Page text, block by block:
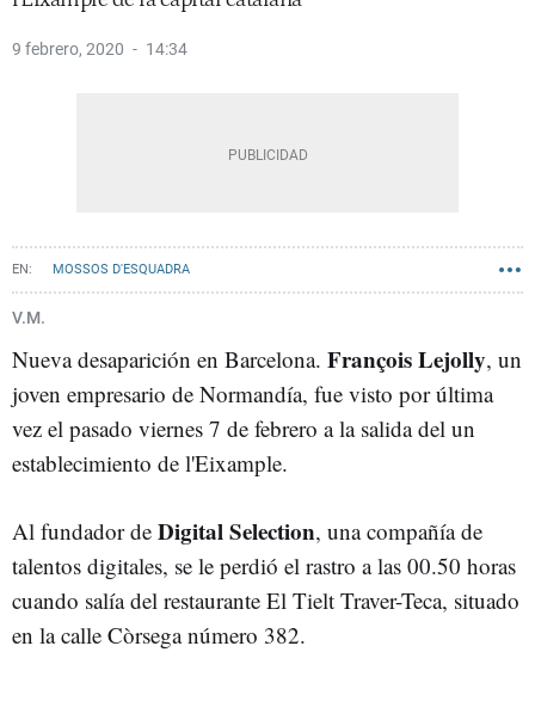
9 febrero, 2020 14:34
MOSSOS D'ESQUADRA
V.M.
Nueva desaparición en Barcelona. François Lejolly, un
joven empresario de Normandía, fue visto por última
vez el pasado viernes 7 de febrero a la salida del un
establecimiento de l'Eixample.
Al fundador de Digital Selection, una compañía de
talentos digitales, se le perdió el rastro a las 00.50 horas
cuando salía del restaurante El Tielt Traver-Teca, situado
en la calle Còrsega número 382.